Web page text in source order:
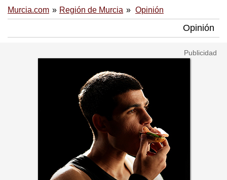
Murcia.com Región de Murcia Opinión
Opinión